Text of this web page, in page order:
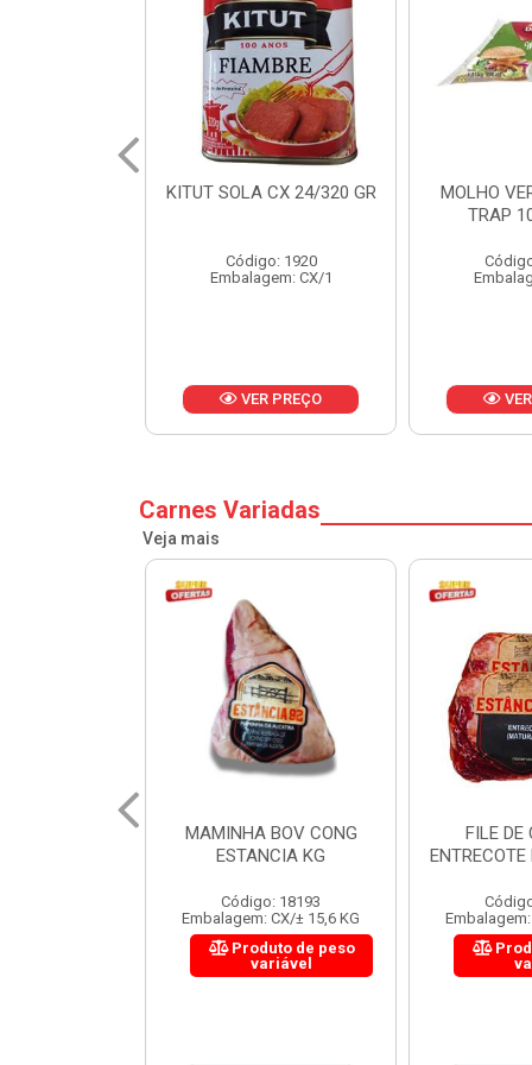
MOLHO VERDE D'AJUDA
Código: 13751
Embalagem: CX/1
VER PREÇO
FRUTAS
CX
Carnes Variadas
Veja mais
FILE DE COSTELA
ENTRECOTE ESTANCIA KG
Código: 18299
Embalagem: CX/± 14,4 KG
Produto de peso
variável
CUPIM
Embalagem: